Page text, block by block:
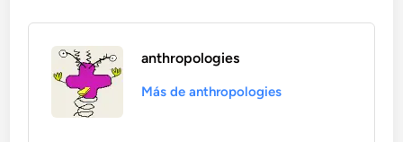
anthropologies
Más de anthropologies